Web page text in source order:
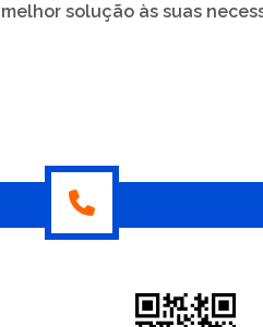
melhor solução às suas